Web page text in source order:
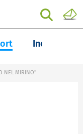
Inchieste
NEL MIRINO"